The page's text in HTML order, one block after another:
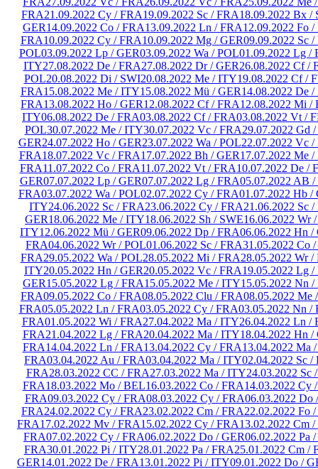
FRA21.09.2022 Cy / FRA19.09.2022 Sc / FRA18.09.2022 Bx /
GER14.09.2022 Co / FRA13.09.2022 Ln / FRA12.09.2022 Fo
FRA10.09.2022 Cy / FRA10.09.2022 Mg / GER09.09.2022 Sc
POL03.09.2022 Lp / GER03.09.2022 Wa / POL01.09.2022 Lg /
ITY27.08.2022 De / FRA27.08.2022 Dr / GER26.08.2022 Cf /
POL20.08.2022 Di / SWI20.08.2022 Me / ITY19.08.2022 Cf /
FRA15.08.2022 Me / ITY15.08.2022 Mü / GER14.08.2022 De
FRA13.08.2022 Ho / GER12.08.2022 Cf / FRA12.08.2022 Mi /
ITY06.08.2022 De / FRA03.08.2022 Cf / FRA03.08.2022 Vt /
POL30.07.2022 Me / ITY30.07.2022 Vc / FRA29.07.2022 Gd
GER24.07.2022 Ho / GER23.07.2022 Wa / POL22.07.2022 Vc
FRA18.07.2022 Vc / FRA17.07.2022 Bh / GER17.07.2022 Me
FRA11.07.2022 Co / FRA11.07.2022 Vt / FRA10.07.2022 De /
GER07.07.2022 Lp / GER07.07.2022 Lg / FRA05.07.2022 AB
FRA03.07.2022 Wa / POL02.07.2022 Cy / FRA01.07.2022 Hb /
ITY24.06.2022 Sc / FRA23.06.2022 Cy / FRA21.06.2022 Sc
GER18.06.2022 Me / ITY18.06.2022 Sh / SWE16.06.2022 Wr
ITY12.06.2022 Mü / GER09.06.2022 Dp / FRA06.06.2022 Hn /
FRA04.06.2022 Wr / POL01.06.2022 Sc / FRA31.05.2022 Co
FRA29.05.2022 Wa / POL28.05.2022 Mi / FRA28.05.2022 Wr /
ITY20.05.2022 Hn / GER20.05.2022 Vc / FRA19.05.2022 Lg
GER15.05.2022 Lg / FRA15.05.2022 Me / ITY15.05.2022 Nn
FRA09.05.2022 Co / FRA08.05.2022 Clu / FRA08.05.2022 Me
FRA05.05.2022 Ln / FRA03.05.2022 Cy / FRA03.05.2022 Nn /
FRA01.05.2022 Wi / FRA27.04.2022 Ma / ITY26.04.2022 Ln /
FRA21.04.2022 Lg / FRA20.04.2022 Ma / ITY18.04.2022 Hn /
FRA14.04.2022 Ln / FRA13.04.2022 Cy / FRA13.04.2022 Ma
FRA03.04.2022 Au / FRA03.04.2022 Ma / ITY02.04.2022 Sc /
FRA28.03.2022 CC / FRA27.03.2022 Ma / ITY24.03.2022 Sc
FRA18.03.2022 Mo / BEL16.03.2022 Co / FRA14.03.2022 Cy
FRA09.03.2022 Cy / FRA08.03.2022 Cy / FRA06.03.2022 Do
FRA24.02.2022 Cy / FRA23.02.2022 Cm / FRA22.02.2022 Fo
FRA17.02.2022 Mv / FRA15.02.2022 Cy / FRA13.02.2022 Cm
FRA07.02.2022 Cy / FRA06.02.2022 Do / GER06.02.2022 Pa
FRA30.01.2022 Pi / ITY28.01.2022 Pa / FRA25.01.2022 Cm /
GER14.01.2022 De / FRA13.01.2022 Pi / ITY09.01.2022 Do /